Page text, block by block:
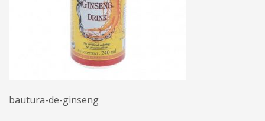
bautura-de-ginseng